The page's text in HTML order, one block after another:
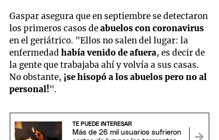
Gaspar asegura que en septiembre se detectaron
los primeros casos deabuelos con coronavirus
en el geriátrico. "Ellos no salen del lugar: la
enfermedadhabía venido de afuera, es decir de
la gente que trabajaba ahí y volvía a sus casas.
No obstante, ¡se hisopó a los abuelos pero no al
personal!".
TE PUEDE INTERESAR
Más de 26 mil usuarios sufrieron